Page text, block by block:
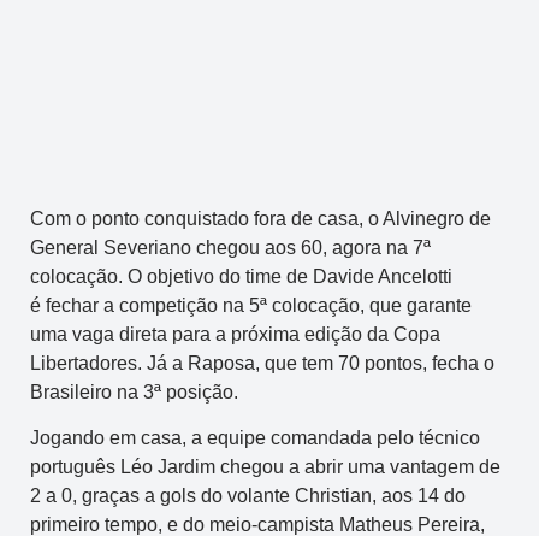
Com o ponto conquistado fora de casa, o Alvinegro de
General Severiano chegou aos 60, agora na 7ª
colocação. O objetivo do time de Davide Ancelotti
é fechar a competição na 5ª colocação, que garante
uma vaga direta para a próxima edição da Copa
Libertadores. Já a Raposa, que tem 70 pontos, fecha o
Brasileiro na 3ª posição.
Jogando em casa, a equipe comandada pelo técnico
português Léo Jardim chegou a abrir uma vantagem de
2 a 0, graças a gols do volante Christian, aos 14 do
primeiro tempo, e do meio-campista Matheus Pereira,